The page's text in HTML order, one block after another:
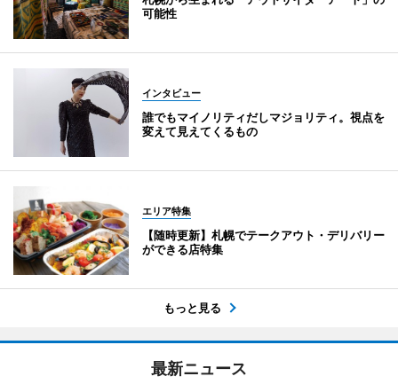
可能性
インタビュー
誰でもマイノリティだしマジョリティ。視点を
変えて見えてくるもの
エリア特集
【随時更新】札幌でテークアウト・デリバリー
ができる店特集
もっと見る
最新ニュース